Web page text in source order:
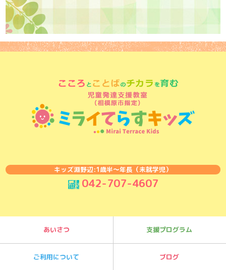
キッズ淵野辺:1歳半〜年長（未就学児）
042-707-4607
あいさつ 支援プログラム
ご利用について ブログ